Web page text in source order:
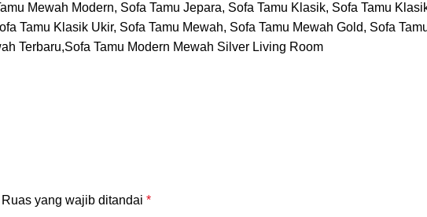
Mewah Modern, Sofa Tamu Jepara, Sofa Tamu Klasik, Sofa Tamu
Tamu Klasik Ukir, Sofa Tamu Mewah, Sofa Tamu Mewah Gold, Sofa
Terbaru,Sofa Tamu Modern Mewah Silver Living Room
Ruas yang wajib ditandai *